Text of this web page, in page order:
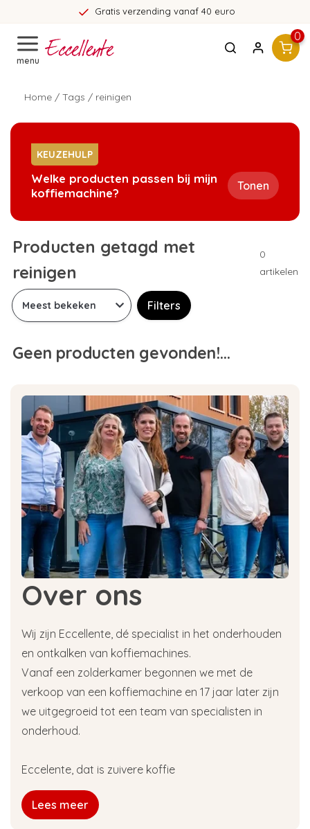
Gratis verzending vanaf 40 euro
menu
0
Home / Tags / reinigen
KEUZEHULP
Welke producten passen bij mijn
koffiemachine?
Tonen
Producten getagd met
reinigen
0
artikelen
Filters
Geen producten gevonden!...
Over ons
Wij zijn Eccellente, dé specialist in het onderhouden
en ontkalken van koffiemachines.
Vanaf een zolderkamer begonnen we met de
verkoop van een koffiemachine en 17 jaar later zijn
we uitgegroeid tot een team van specialisten in
onderhoud.
Eccelente, dat is zuivere koffie
Lees meer